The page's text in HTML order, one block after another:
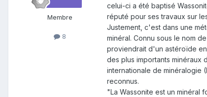
Membre
8
celui-ci a été baptisé
réputé pour ses travaux sur
Justement, c'est dans une
minéral. Connu sous le nom
proviendrait d'un astéroïde
des plus importants minéraux
internationale de minéralogie
reconnus.
"La Wassonite est un minéral